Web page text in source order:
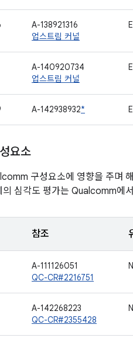
A-138921316
업스트림 커널
A-140920734
업스트림 커널
A-142938932*
요소
구성요소에 영향을 주며
의 심각도 평가는 Qualcomm에
참조
A-111126051
QC-CR#2216751
A-142268223
QC-CR#2355428